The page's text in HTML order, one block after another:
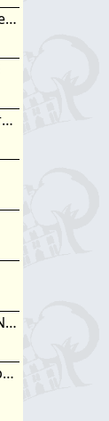
Europa zum Mitmachen – SIMEP 2026 in Stubice
Bundeswettbewerb Fremdsprachen
Brücken schlagen - UNESCO Projekttag 2026
Abios Amigos -alles Spanisch oder was